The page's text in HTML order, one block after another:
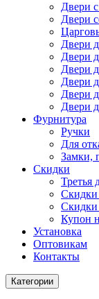
Двери
Двери
Двери
Двери
Двери
Двери
Двери
Двери
Фурнитура
Ручки
Для
Замки,
Скидки
Третья
Скидки
Скидки
Купон
Установка
Оптовикам
Контакты
Категории